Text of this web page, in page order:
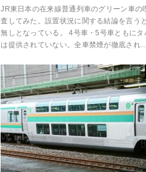
JR東日本の在来線普通列車のグリーン車の
査してみた。設置状況に関する結論を言う
無しとなっている。 4号車・5号車ともにタ
は提供されていない。全車禁煙が徹底され…